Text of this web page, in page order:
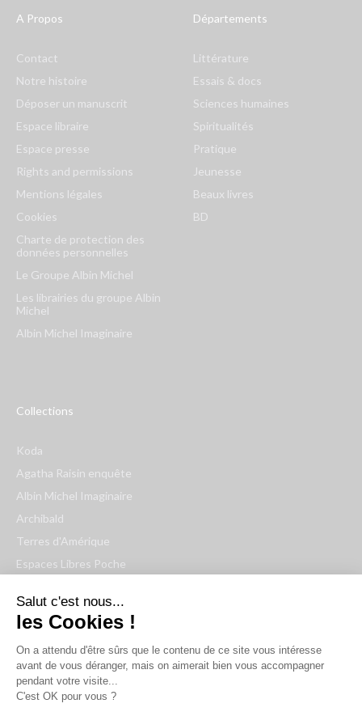
Salut c'est nous...
les Cookies !
On a attendu d'être sûrs que le contenu de ce site vous intéresse
avant de vous déranger, mais on aimerait bien vous accompagner
pendant votre visite...
C'est OK pour vous ?
A Propos
Contact
Notre histoire
Déposer un manuscrit
Espace libraire
Espace presse
Rights and permissions
Mentions légales
Cookies
Charte de protection des
données personnelles
Le Groupe Albin Michel
Les librairies du groupe Albin
Michel
Albin Michel Imaginaire
Départements
Littérature
Essais & docs
Sciences humaines
Spiritualités
Pratique
Jeunesse
Beaux livres
BD
Collections
Koda
Agatha Raisin enquête
Albin Michel Imaginaire
Archibald
Terres d'Amérique
Espaces Libres Poche
Wiz
Voir toutes les collections
Nous suivre